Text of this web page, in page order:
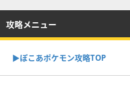
攻略メニュー
▶︎ぽこあポケモン攻略TOP